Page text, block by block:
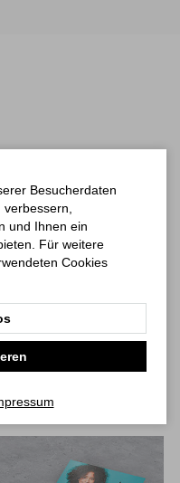
erfahren
Besucherdaten
und Ihnen ein
Für weitere
Cookies